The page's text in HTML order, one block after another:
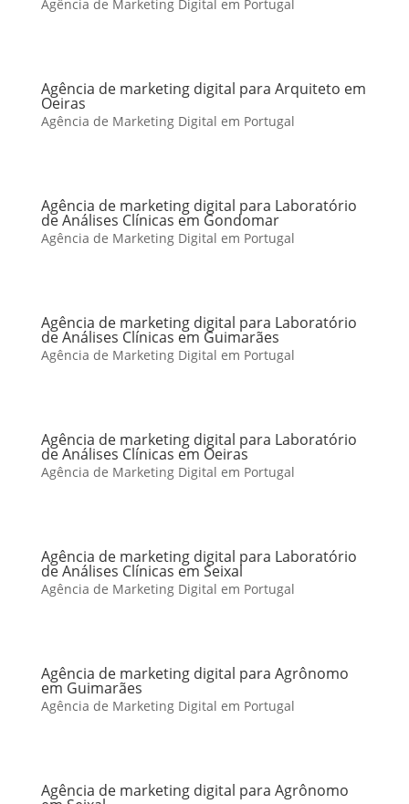
Agência de Marketing Digital em Portugal
Agência de marketing digital para Arquiteto em
Oeiras
Agência de Marketing Digital em Portugal
Agência de marketing digital para Laboratório
de Análises Clínicas em Gondomar
Agência de Marketing Digital em Portugal
Agência de marketing digital para Laboratório
de Análises Clínicas em Guimarães
Agência de Marketing Digital em Portugal
Agência de marketing digital para Laboratório
de Análises Clínicas em Oeiras
Agência de Marketing Digital em Portugal
Agência de marketing digital para Laboratório
de Análises Clínicas em Seixal
Agência de Marketing Digital em Portugal
Agência de marketing digital para Agrônomo
em Guimarães
Agência de Marketing Digital em Portugal
Agência de marketing digital para Agrônomo